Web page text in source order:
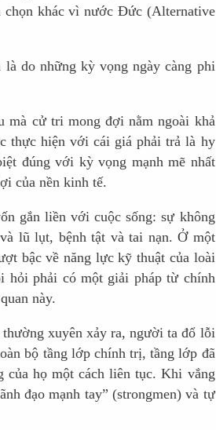
chọn khác vì nước Đức (Alternative
do những kỳ vọng ngày càng phi
mà cử tri mong đợi nằm ngoài khả
thực hiện với cái giá phải trả là hy
đúng với kỳ vọng mạnh mẽ nhất
của nền kinh tế.
gắn liền với cuộc sống: sự không
lũ lụt, bệnh tật và tai nạn. Ở một
bậc về năng lực kỹ thuật của loài
phải có một giải pháp từ chính
này.
xuyên xảy ra, người ta đổ lỗi
bộ tầng lớp chính trị, tầng lớp đã
của họ một cách liên tục. Khi vắng
đạo mạnh tay” (strongmen) và tự